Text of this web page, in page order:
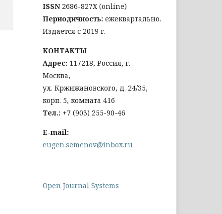
ISSN 2686-827X (online)
Периодичность: ежеквартально.
Издается с 2019 г.
КОНТАКТЫ
Адрес: 117218, Россия, г.
Москва,
ул. Кржижановского, д. 24/35,
корп. 5, комната 416
Тел.: +7 (903) 255-90-46
E-mail:
eugen.semenov@inbox.ru
Open Journal Systems